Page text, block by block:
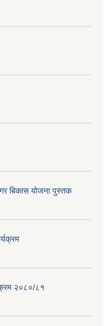
बिकास योजना पुस्तक
२०८०/८१